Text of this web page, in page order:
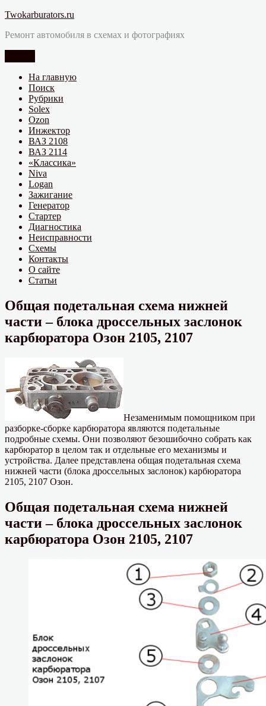
Перейти
содержимому
Twokarburators.ru
Ремонт автомобиля в схемах и фотографиях
На главную
Поиск
Рубрики
Solex
Ozon
Инжектор
ВАЗ 2108
ВАЗ 2114
«Классика»
Niva
Logan
Зажигание
Генератор
Стартер
Диагностика
Неисправности
Схемы
Контакты
О сайте
Статьи
Общая подетальная схема нижней
части – блока дроссельных заслонок
карбюратора Озон 2105, 2107
Незаменимым помощником при
разборке-сборке карбюратора являются подетальные
подробные схемы. Они позволяют безошибочно собрать как
карбюратор в целом так и отдельные его механизмы и
устройства. Далее представлена общая подетальная схема
нижней части (блока дроссельных заслонок) карбюратора
2105, 2107 Озон.
Общая подетальная схема нижней
части – блока дроссельных заслонок
карбюратора Озон 2105, 2107